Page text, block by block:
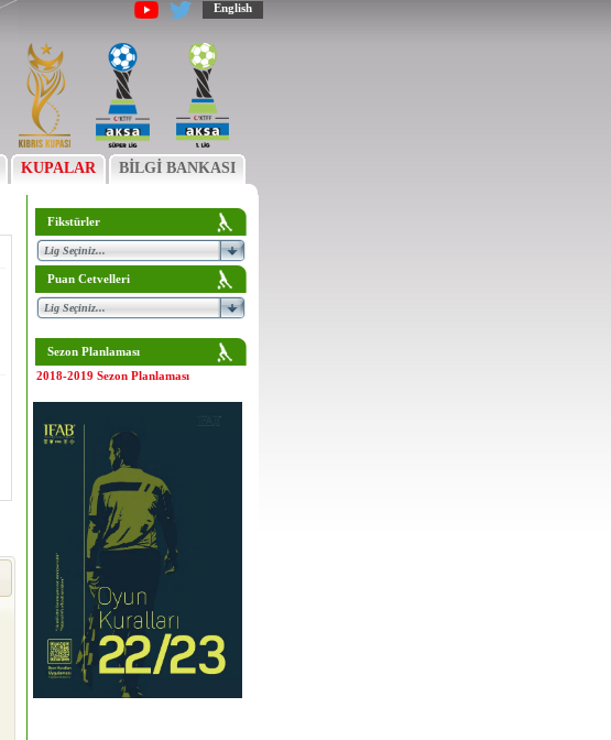
English
KUPALAR BİLGİ BANKASI
Fikstürler
Puan Cetvelleri
Sezon Planlaması
2018-2019 Sezon Planlaması